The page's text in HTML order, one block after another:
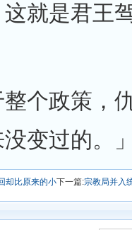
就是君王
个政策，
变过的。
却比原来的小下一篇:宗教局并入